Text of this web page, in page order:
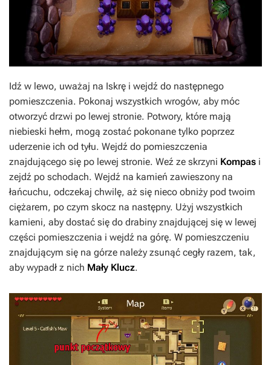
Idź w lewo, uważaj na Iskrę i wejdź do następnego
pomieszczenia. Pokonaj wszystkich wrogów, aby móc
otworzyć drzwi po lewej stronie. Potwory, które mają
niebieski hełm, mogą zostać pokonane tylko poprzez
uderzenie ich od tyłu. Wejdź do pomieszczenia
znajdującego się po lewej stronie. Weź ze skrzyni Kompas i
zejdź po schodach. Wejdź na kamień zawieszony na
łańcuchu, odczekaj chwilę, aż się nieco obniży pod twoim
ciężarem, po czym skocz na następny. Użyj wszystkich
kamieni, aby dostać się do drabiny znajdującej się w lewej
części pomieszczenia i wejdź na górę. W pomieszczeniu
znajdującym się na górze należy zsunąć cegły razem, tak,
aby wypadł z nich Mały Klucz.